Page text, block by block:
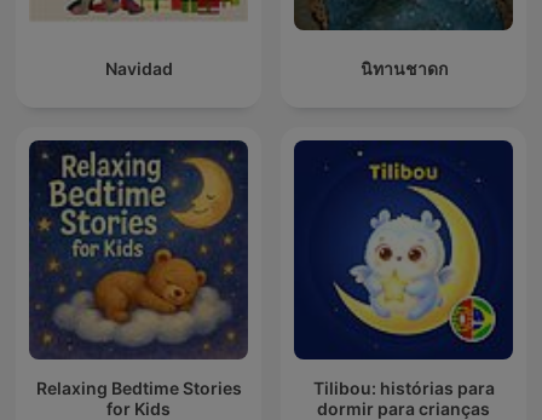
Navidad นิทานชาดก
Relaxing Bedtime Stories
for Kids
Tilibou: histórias para
dormir para crianças